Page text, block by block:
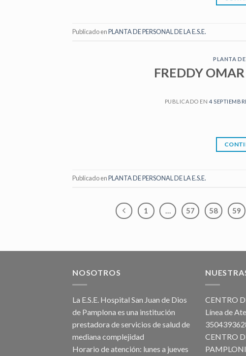
Publicado enPLANTA DE PERSONAL DE LA E.S.E.
PLANTA DE
FREDDY
PUBLICADO EN 4
Publicado enPLANTA DE PERSONAL DE LA E.S.E.
1 57 58 59
NOSOTROS
La E.S.E. Hospital San Juan de Dios
de Pamplona es una institución
prestadora de servicios de salud de
mediana complejidad
Horario de atención: lunes a jueves
CENTRO
Línea de
CENTRO